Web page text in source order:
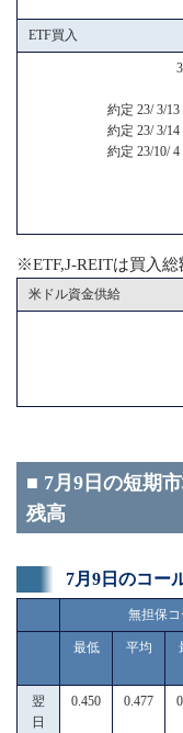
ETF買入
約定 23/ 3/
約定 23/ 3/
約定 23/10/
※ETF,J-REITは買入
米ドル資金供給
■ 7月9日の短期
残高
7月9日のコー
無担保
最低 平均
翌
日
0.450 0.477